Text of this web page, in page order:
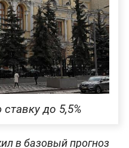
до 5,5%
в базовый прогноз